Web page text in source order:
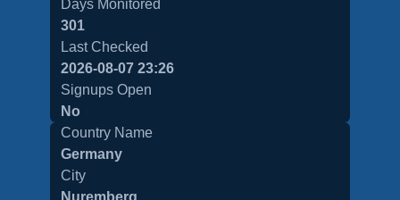
Days Monitored
301
Last Checked
2026-08-07 23:26
Signups Open
No
Country Name
Germany
City
Nuremberg